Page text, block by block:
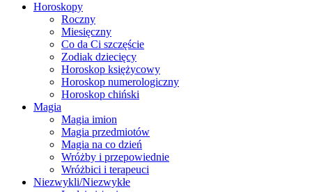
Horoskopy
Roczny
Miesięczny
Co da Ci szczęście
Zodiak dziecięcy
Horoskop księżycowy
Horoskop numerologiczny
Horoskop chiński
Magia
Magia imion
Magia przedmiotów
Magia na co dzień
Wróżby i przepowiednie
Wróżbici i terapeuci
Niezwykli/Niezwykłe